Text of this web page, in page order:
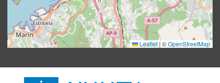
Leaflet | ©OpenStreetMap